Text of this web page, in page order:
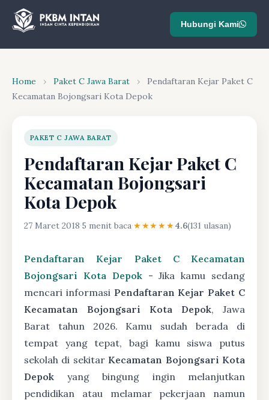
Hubungi Kami
Home › Paket C Jawa Barat ›
Pendaftaran Kejar Paket C
Kecamatan Bojongsari Kota Depok
PAKET C JAWA BARAT
Pendaftaran Kejar Paket C
Kecamatan Bojongsari
Kota Depok
27 Maret 2018·5 menit baca·★★★★★4.6(131 ulasan)
Pendaftaran Kejar Paket C Kecamatan
Bojongsari Kota Depok- Jika kamu sedang
mencari informasi Pendaftaran Kejar Paket C
Kecamatan Bojongsari Kota Depok, Jawa
Barat tahun 2026. Kamu sudah berada di
tempat yang tepat, bagi kamu siswa putus
sekolah di sekitar Kecamatan Bojongsari Kota
Depok yang bingung ingin melanjutkan
pendidikan atau melamar pekerjaan namun